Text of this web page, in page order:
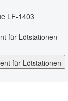
LF-1403